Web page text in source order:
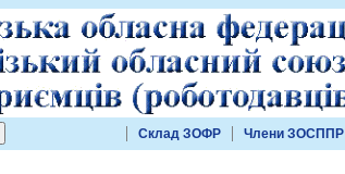
Склад ЗОФР Члени ЗОСППР